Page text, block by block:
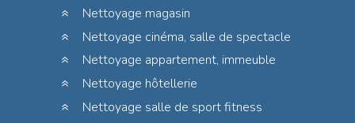
Nettoyage magasin
Nettoyage cinéma, salle de spectacle
Nettoyage appartement, immeuble
Nettoyage hôtellerie
Nettoyage salle de sport fitness